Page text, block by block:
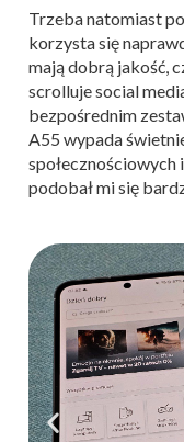
Trzeba natomiast
korzysta się
mają dobrą jakość,
scrolluje social
bezpośrednim
A55 wypada
społecznościowych
podobał mi się